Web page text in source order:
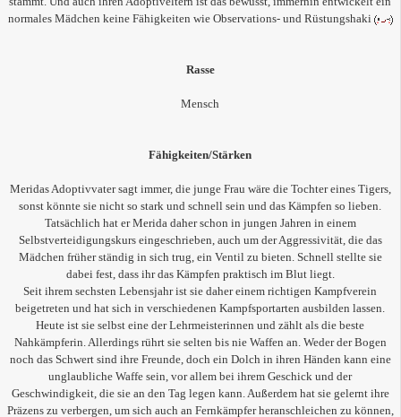
normales Mädchen keine Fähigkeiten wie Observations- und Rüstungshaki
Rasse
Mensch
Fähigkeiten/Stärken
Meridas Adoptivvater sagt immer, die junge Frau wäre die Tochter eines Tigers,
sonst könnte sie nicht so stark und schnell sein und das Kämpfen so lieben.
Tatsächlich hat er Merida daher schon in jungen Jahren in einem
Selbstverteidigungskurs eingeschrieben, auch um der Aggressivität, die das
Mädchen früher ständig in sich trug, ein Ventil zu bieten. Schnell stellte sie
dabei fest, dass ihr das Kämpfen praktisch im Blut liegt.
Seit ihrem sechsten Lebensjahr ist sie daher einem richtigen Kampfverein
beigetreten und hat sich in verschiedenen Kampfsportarten ausbilden lassen.
Heute ist sie selbst eine der Lehrmeisterinnen und zählt als die beste
Nahkämpferin. Allerdings rührt sie selten bis nie Waffen an. Weder der Bogen
noch das Schwert sind ihre Freunde, doch ein Dolch in ihren Händen kann eine
unglaubliche Waffe sein, vor allem bei ihrem Geschick und der
Geschwindigkeit, die sie an den Tag legen kann. Außerdem hat sie gelernt ihre
Präzens zu verbergen, um sich auch an Fernkämpfer heranschleichen zu können,